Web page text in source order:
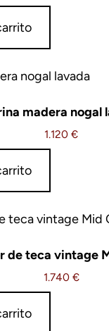
madera nogal
1.120 €
de teca vintage
1.740 €